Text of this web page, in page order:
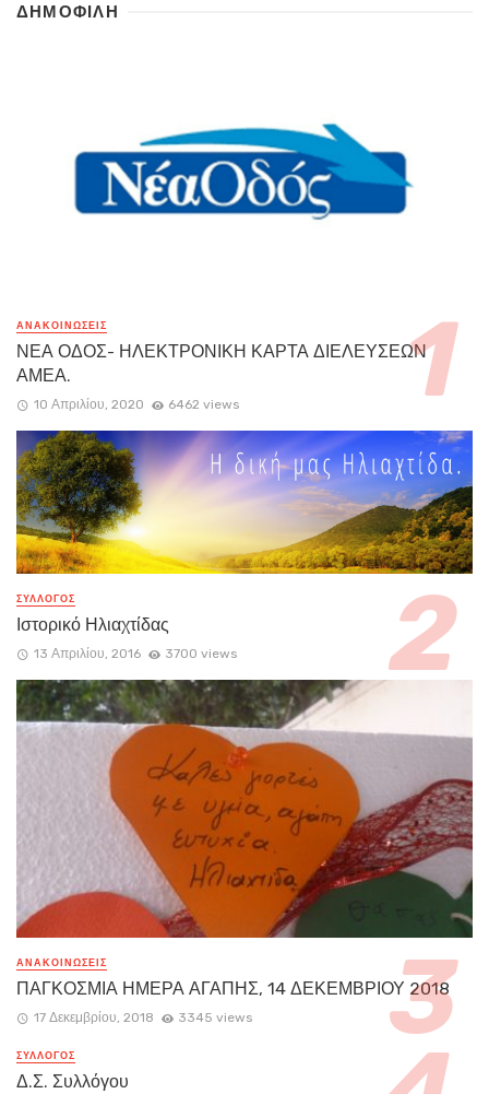
ΔΗΜΟΦΙΛΗ
ΑΝΑΚΟΙΝΏΣΕΙΣ
ΝΕΑ ΟΔΟΣ- ΗΛΕΚΤΡΟΝΙΚΗ ΚΑΡΤΑ ΔΙΕΛΕΥΣΕΩΝ
ΑΜΕΑ.
10 Απριλίου, 2020 6462 views
ΣΥΛΛΟΓΟΣ
Ιστορικό Ηλιαχτίδας
13 Απριλίου, 2016 3700 views
ΑΝΑΚΟΙΝΏΣΕΙΣ
ΠΑΓΚΟΣΜΙΑ ΗΜΕΡΑ ΑΓΑΠΗΣ, 14 ΔΕΚΕΜΒΡΙΟΥ 2018
17 Δεκεμβρίου, 2018 3345 views
ΣΥΛΛΟΓΟΣ
Δ.Σ. Συλλόγου